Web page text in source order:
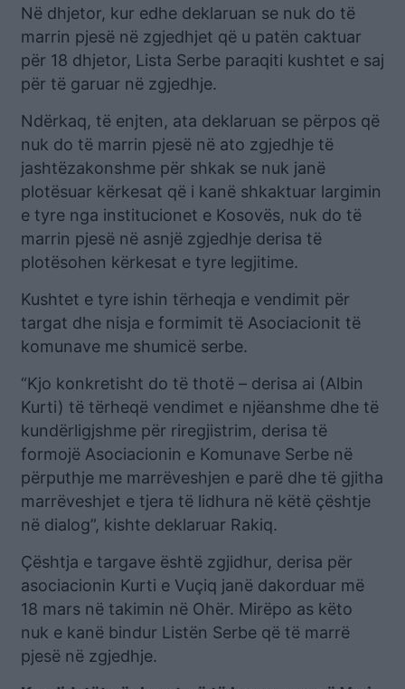
Në dhjetor, kur edhe deklaruan se nuk do të
marrin pjesë në zgjedhjet që u patën caktuar
për 18 dhjetor, Lista Serbe paraqiti kushtet e saj
për të garuar në zgjedhje.
Ndërkaq, të enjten, ata deklaruan se përpos që
nuk do të marrin pjesë në ato zgjedhje të
jashtëzakonshme për shkak se nuk janë
plotësuar kërkesat që i kanë shkaktuar largimin
e tyre nga institucionet e Kosovës, nuk do të
marrin pjesë në asnjë zgjedhje derisa të
plotësohen kërkesat e tyre legjitime.
Kushtet e tyre ishin tërheqja e vendimit për
targat dhe nisja e formimit të Asociacionit të
komunave me shumicë serbe.
“Kjo konkretisht do të thotë – derisa ai (Albin
Kurti) të tërheqë vendimet e njëanshme dhe të
kundërligjshme për riregjistrim, derisa të
formojë Asociacionin e Komunave Serbe në
përputhje me marrëveshjen e parë dhe të gjitha
marrëveshjet e tjera të lidhura në këtë çështje
në dialog”, kishte deklaruar Rakiq.
Çështja e targave është zgjidhur, derisa për
asociacionin Kurti e Vuçiq janë dakorduar më
18 mars në takimin në Ohër. Mirëpo as këto
nuk e kanë bindur Listën Serbe që të marrë
pjesë në zgjedhje.